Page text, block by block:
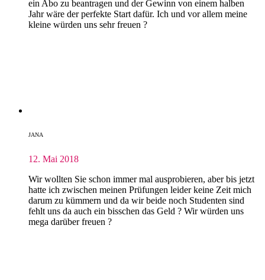
ein Abo zu beantragen und der Gewinn von einem halben
Jahr wäre der perfekte Start dafür. Ich und vor allem meine
kleine würden uns sehr freuen ?
JANA
12. Mai 2018
Wir wollten Sie schon immer mal ausprobieren, aber bis jetzt
hatte ich zwischen meinen Prüfungen leider keine Zeit mich
darum zu kümmern und da wir beide noch Studenten sind
fehlt uns da auch ein bisschen das Geld ? Wir würden uns
mega darüber freuen ?